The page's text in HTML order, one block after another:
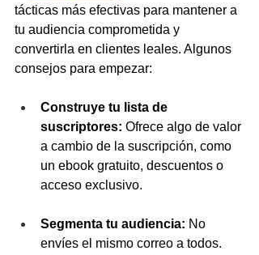
tácticas más efectivas para mantener a
tu audiencia comprometida y
convertirla en clientes leales. Algunos
consejos para empezar:
Construye tu lista de
suscriptores: Ofrece algo de valor
a cambio de la suscripción, como
un ebook gratuito, descuentos o
acceso exclusivo.
Segmenta tu audiencia: No
envíes el mismo correo a todos.